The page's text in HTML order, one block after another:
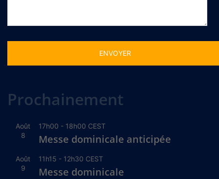
Prochainement
Août
8
17h00 - 18h00 CEST
Messe dominicale anticipée
Août
9
11h15 - 12h30 CEST
Messe dominicale